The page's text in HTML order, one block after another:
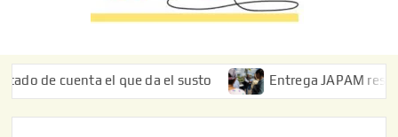
cuenta el que da el susto Entrega JAPAM